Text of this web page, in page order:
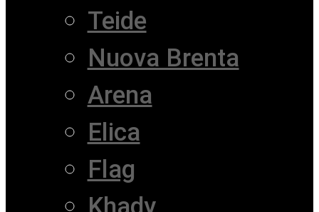
Teide
Nuova Brenta
Arena
Elica
Flag